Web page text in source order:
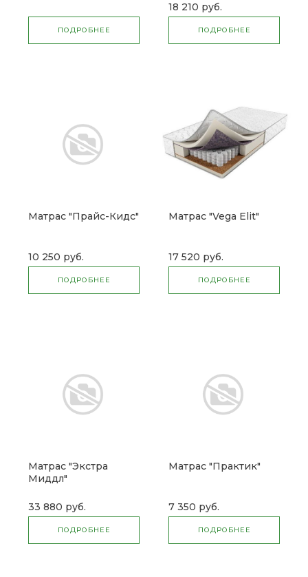
ПОДРОБНЕЕ
18 210 руб.
ПОДРОБНЕЕ
Матрас "Прайс-Кидс"
10 250 руб.
ПОДРОБНЕЕ
Матрас "Vega Elit"
17 520 руб.
ПОДРОБНЕЕ
Матрас "Экстра
Миддл"
33 880 руб.
ПОДРОБНЕЕ
Матрас "Практик"
7 350 руб.
ПОДРОБНЕЕ